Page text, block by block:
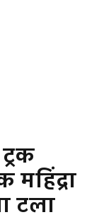
टला